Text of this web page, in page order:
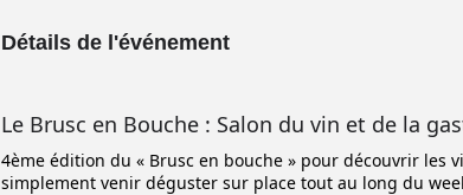
Détails de l'événement
Le Brusc en Bouche : Salon du vin et de la
4ème édition du « Brusc en bouche » pour découvrir les
simplement venir déguster sur place tout au long du